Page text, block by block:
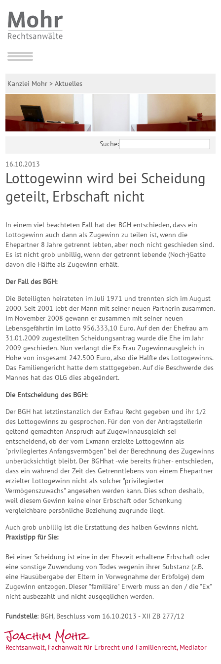
Kanzlei Mohr >Aktuelles
Suche:
16.10.2013
Lottogewinn wird bei Scheidung
geteilt, Erbschaft nicht
In einem viel beachteten Fall hat der BGH entschieden, dass ein
Lottogewinn auch dann als Zugewinn zu teilen ist, wenn die
Ehepartner 8 Jahre getrennt lebten, aber noch nicht geschieden sind.
Es ist nicht grob unbillig, wenn der getrennt lebende (Noch-)Gatte
davon die Hälfte als Zugewinn erhält.
Der Fall des BGH:
Die Beteiligten heirateten im Juli 1971 und trennten sich im August
2000. Seit 2001 lebt der Mann mit seiner neuen Partnerin zusammen.
Im November 2008 gewann er zusammen mit seiner neuen
Lebensgefährtin im Lotto 956.333,10 Euro. Auf den der Ehefrau am
31.01.2009 zugestellten Scheidungsantrag wurde die Ehe im Jahr
2009 geschieden. Nun verlangt die Ex-Frau Zugewinnausgleich in
Höhe von insgesamt 242.500 Euro, also die Hälfte des Lottogewinns.
Das Familiengericht hatte dem stattgegeben. Auf die Beschwerde des
Mannes hat das OLG dies abgeändert.
Die Entscheidung des BGH:
Der BGH hat letztinstanzlich der Exfrau Recht gegeben und ihr 1/2
des Lottogewinns zu gesprochen. Für den von der Antragstellerin
geltend gemachten Anspruch auf Zugewinnausgleich sei
entscheidend, ob der vom Exmann erzielte Lottogewinn als
"privilegiertes Anfangsvermögen" bei der Berechnung des Zugewinns
unberücksichtigt bleibt. Der BGHhat -wie bereits früher- entschieden,
dass ein während der Zeit des Getrenntlebens von einem Ehepartner
erzielter Lottogewinn nicht als solcher "privilegierter
Vermögenszuwachs" angesehen werden kann. Dies schon deshalb,
weil diesem Gewinn keine einer Erbschaft oder Schenkung
vergleichbare persönliche Beziehung zugrunde liegt.
Auch grob unbillig ist die Erstattung des halben Gewinns nicht.
Praxistipp für Sie:
Bei einer Scheidung ist eine in der Ehezeit erhaltene Erbschaft oder
eine sonstige Zuwendung von Todes wegenin ihrer Substanz (z.B.
eine Hausübergabe der Eltern in Vorwegnahme der Erbfolge) dem
Zugewinn entzogen. Dieser "familiäre" Erwerb muss an den / die "Ex"
nicht ausbezahlt und nicht ausgeglichen werden.
Fundstelle: BGH, Beschluss vom 16.10.2013 - XII ZB 277/12
Joachim Mohr
Rechtsanwalt, Fachanwalt für Erbrecht und Familienrecht, Mediator